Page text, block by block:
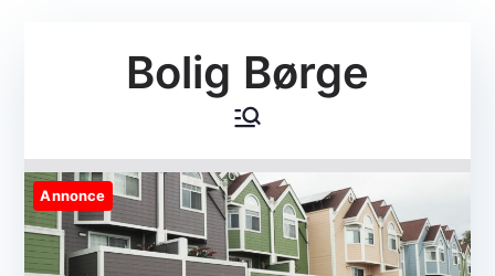
Bolig Børge
Annonce